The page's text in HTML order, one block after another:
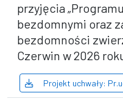
przyjęcia
bezdomnymi oraz
bezdomności
Czerwin w 2026
Projekt uchwały: